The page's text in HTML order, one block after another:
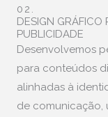
02.
DESIGN GRÁFICO
PUBLICIDADE
Desenvolvemos
para conteúdos
alinhadas à
de comunicação,